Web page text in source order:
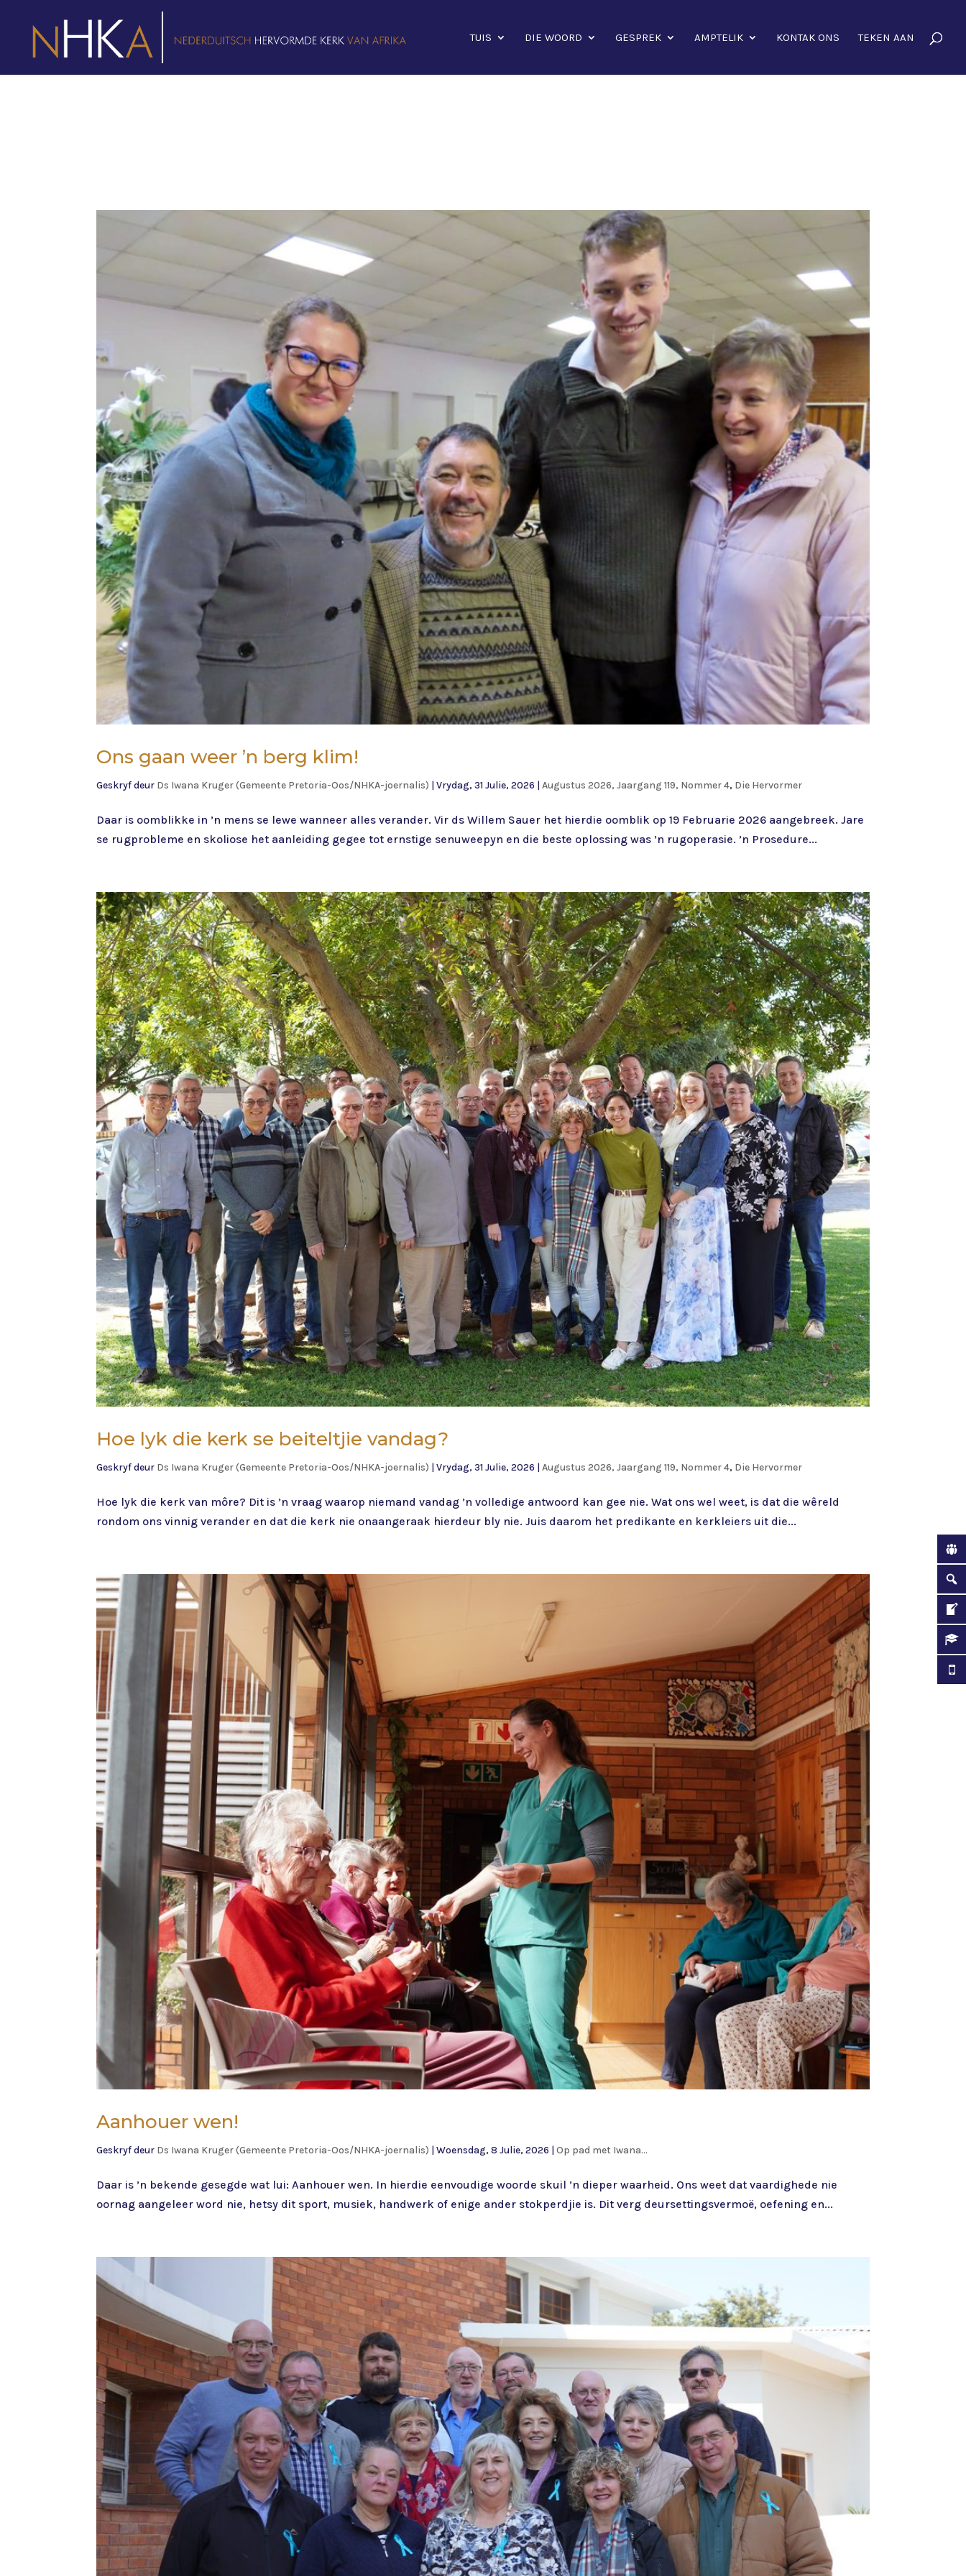
TUIS DIE WOORD GESPREK AMPTELIK KONTAK ONS TEKEN AAN
Ons gaan weer ’n berg klim!
Geskryf deur Ds Iwana Kruger (Gemeente Pretoria-Oos/NHKA-joernalis) |Vrydag, 31 Julie, 2026 |Augustus 2026, Jaargang 119, Nommer 4, Die Hervormer
Daar is oomblikke in ’n mens se lewe wanneer alles verander. Vir ds Willem Sauer het hierdie oomblik op 19 Februarie 2026 aangebreek. Jare
se rugprobleme en skoliose het aanleiding gegee tot ernstige senuweepyn en die beste oplossing was ’n rugoperasie. ’n Prosedure...
Hoe lyk die kerk se beiteltjie vandag?
Geskryf deur Ds Iwana Kruger (Gemeente Pretoria-Oos/NHKA-joernalis) |Vrydag, 31 Julie, 2026 |Augustus 2026, Jaargang 119, Nommer 4, Die Hervormer
Hoe lyk die kerk van môre? Dit is ’n vraag waarop niemand vandag ’n volledige antwoord kan gee nie. Wat ons wel weet, is dat die wêreld
rondom ons vinnig verander en dat die kerk nie onaangeraak hierdeur bly nie. Juis daarom het predikante en kerkleiers uit die...
Aanhouer wen!
Geskryf deur Ds Iwana Kruger (Gemeente Pretoria-Oos/NHKA-joernalis) |Woensdag, 8 Julie, 2026 |Op pad met Iwana...
Daar is ’n bekende gesegde wat lui: Aanhouer wen. In hierdie eenvoudige woorde skuil ’n dieper waarheid. Ons weet dat vaardighede nie
oornag aangeleer word nie, hetsy dit sport, musiek, handwerk of enige ander stokperdjie is. Dit verg deursettingsvermoë, oefening en...